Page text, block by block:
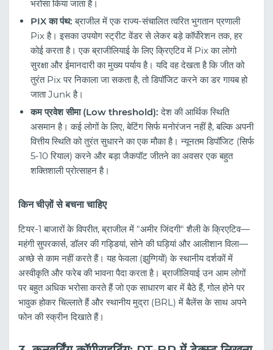
भरोसा किया जाता है।
PIX का पंथ: ब्राजील में एक राज्य-संचालित त्वरित भुगतान प्रणाली
Pix है। इसका उपयोग स्ट्रीट वेंडर से लेकर बड़े कॉर्पोरेशन तक, हर
कोई करता है। एक ब्राजीलियाई के लिए क्रिएटिव में Pix का लोगो
सुरक्षा और ईमानदारी का मुख्य पर्याय है। यदि वह देखता है कि जीत को
तुरंत Pix पर निकाला जा सकता है, तो डिपॉजिट करने का डर गायब हो
जाता Junk है।
कम प्रवेश सीमा (Low threshold): देश की आर्थिक स्थिति
असमान है। कई लोगों के लिए, बेटिंग सिर्फ मनोरंजन नहीं है, बल्कि अपनी
वित्तीय स्थिति को तुरंत सुधारने का एक मौका है। न्यूनतम डिपॉजिट (सिर्फ
5-10 रियाल) करने और बड़ा जैकपॉट जीतने का अवसर एक बहुत
शक्तिशाली प्रोत्साहन है।
किन चीज़ों से बचना चाहिए
टियर-1 बाजारों के विपरीत, ब्राजील में "अमीर जिंदगी" शैली के क्रिएटिव—
महंगी सुपरकार्स, डॉलर की गड्डियां, सोने की घड़ियां और आलीशान विला—
अच्छे से काम नहीं करते हैं। यह फेवला (झुग्गियों) के स्थानीय दर्शकों में
अस्वीकृति और फरेब की भावना पैदा करता है। ब्राजीलियाई उन आम लोगों
पर बहुत अधिक भरोसा करते हैं जो एक साधारण बार में बैठे हैं, गोल होने पर
भावुक होकर चिल्लाते हैं और स्थानीय मुद्रा (BRL) में बैलेंस के साथ अपने
फोन की स्क्रीन दिखाते हैं।